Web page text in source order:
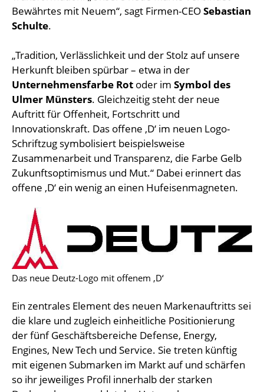
Bewährtes mit Neuem“, sagt Firmen-CEOSebastian
Schulte.
„Tradition, Verlässlichkeit und der Stolz auf unsere
Herkunft bleiben spürbar – etwa in der
Unternehmensfarbe Rot oder im Symbol des
Ulmer Münsters. Gleichzeitig steht der neue
Auftritt für Offenheit, Fortschritt und
Innovationskraft. Das offene ‚D‘ im neuen Logo-
Schriftzug symbolisiert beispielsweise
Zusammenarbeit und Transparenz, die Farbe Gelb
Zukunftsoptimismus und Mut.“ Dabei erinnert das
offene ‚D‘ ein wenig an einen Hufeisenmagneten.
Das neue Deutz-Logo mit offenem ‚D‘
Ein zentrales Element des neuen Markenauftritts sei
die klare und zugleich einheitliche Positionierung
der fünf Geschäftsbereiche Defense, Energy,
Engines, New Tech und Service. Sie treten künftig
mit eigenen Submarken im Markt auf und schärfen
so ihr jeweiliges Profil innerhalb der starken